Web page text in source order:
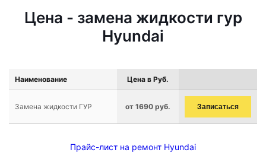
Цена - замена жидкости гур
Hyundai
Наименование Цена в Руб.
Замена жидкости ГУР от 1690 руб. Записаться
Прайс-лист на ремонт Hyundai